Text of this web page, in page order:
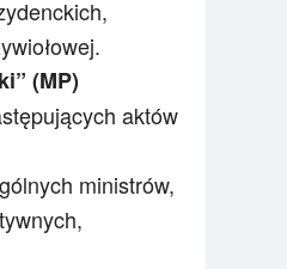
(MP)
aktów
ministrów,